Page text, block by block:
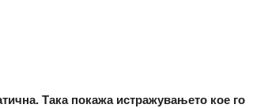
Така покажа истражувањето кое го